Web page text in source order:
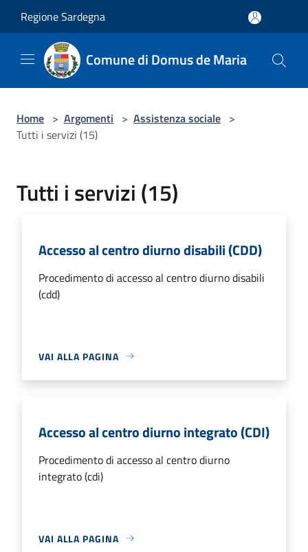
Regione Sardegna
Comune di Domus de Maria
Home > Argomenti > Assistenza sociale >
Tutti i servizi (15)
Tutti i servizi (15)
Accesso al centro diurno disabili (CDD)
Procedimento di accesso al centro diurno disabili
(cdd)
VAI ALLA PAGINA
Accesso al centro diurno integrato (CDI)
Procedimento di accesso al centro diurno
integrato (cdi)
VAI ALLA PAGINA